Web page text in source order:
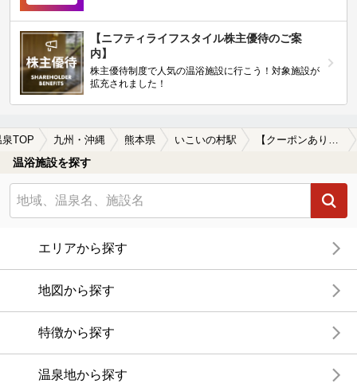
【ニフティライフスタイル株主優待のご案
内】
株主優待制度で人気の温浴施設に行こう！対象施設が
拡充されました！
泉TOP 九州・沖縄 熊本県 いこいの村駅 【クーポンあり】一人旅におすすめのいこいの村駅近くの温泉、日帰り温泉、スーパー銭湯おすすめ
温浴施設を探す
エリアから探す
地図から探す
特徴から探す
温泉地から探す